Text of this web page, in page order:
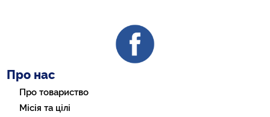
Про нас
Про товариство
Місія та цілі